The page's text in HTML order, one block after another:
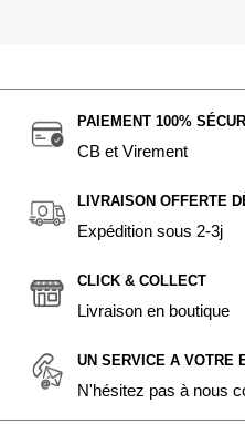
PAIEMENT 100%
CB et Virement
LIVRAISON OFFERTE
Expédition sous 2-3j
CLICK & COLLECT
Livraison en boutique
UN SERVICE A VOTRE
N'hésitez pas à nous